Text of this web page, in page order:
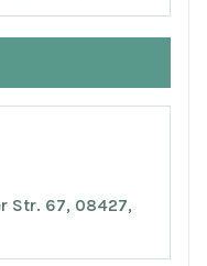
Str. 67, 08427,